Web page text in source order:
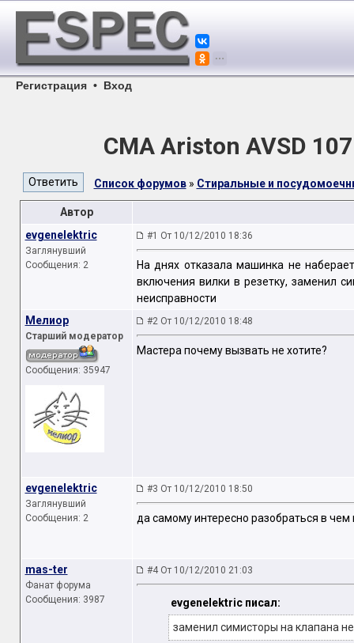
Регистрация • Вход
СМА Ariston AVSD
Список форумов» Стиральные и
Автор
evgenelektric
Заглянувший
Сообщения: 2
#1 От 10/12/2010 18:36
На днях отказала машинка не
включения вилки в резетку, заменил
неисправности
Мелиор
Старший модератор
Сообщения: 35947
#2 От 10/12/2010 18:48
Мастера почему вызвать не хотите?
evgenelektric
Заглянувший
Сообщения: 2
#3 От 10/12/2010 18:50
да самому интересно разобраться в
mas-ter
Фанат форума
Сообщения: 3987
#4 От 10/12/2010 21:03
evgenelektric писал:
заменил симисторы на клапана